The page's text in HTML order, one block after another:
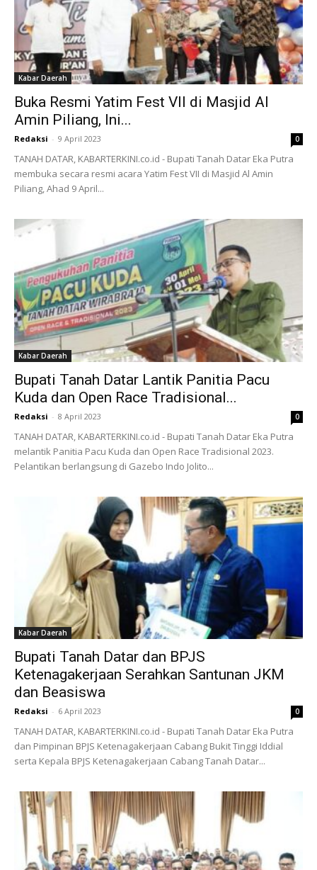
Kabar Daerah
Buka Resmi Yatim Fest VII di Masjid Al
Amin Piliang, Ini...
Redaksi - 9 April 2023 0
TANAH DATAR, KABARTERKINI.co.id - Bupati Tanah Datar Eka Putra
membuka secara resmi acara Yatim Fest VII di Masjid Al Amin
Piliang, Ahad 9 April...
Kabar Daerah
Bupati Tanah Datar Lantik Panitia Pacu
Kuda dan Open Race Tradisional...
Redaksi - 8 April 2023 0
TANAH DATAR, KABARTERKINI.co.id - Bupati Tanah Datar Eka Putra
melantik Panitia Pacu Kuda dan Open Race Tradisional 2023.
Pelantikan berlangsung di Gazebo Indo Jolito...
Kabar Daerah
Bupati Tanah Datar dan BPJS
Ketenagakerjaan Serahkan Santunan JKM
dan Beasiswa
Redaksi - 6 April 2023 0
TANAH DATAR, KABARTERKINI.co.id - Bupati Tanah Datar Eka Putra
dan Pimpinan BPJS Ketenagakerjaan Cabang Bukit Tinggi Iddial
serta Kepala BPJS Ketenagakerjaan Cabang Tanah Datar...